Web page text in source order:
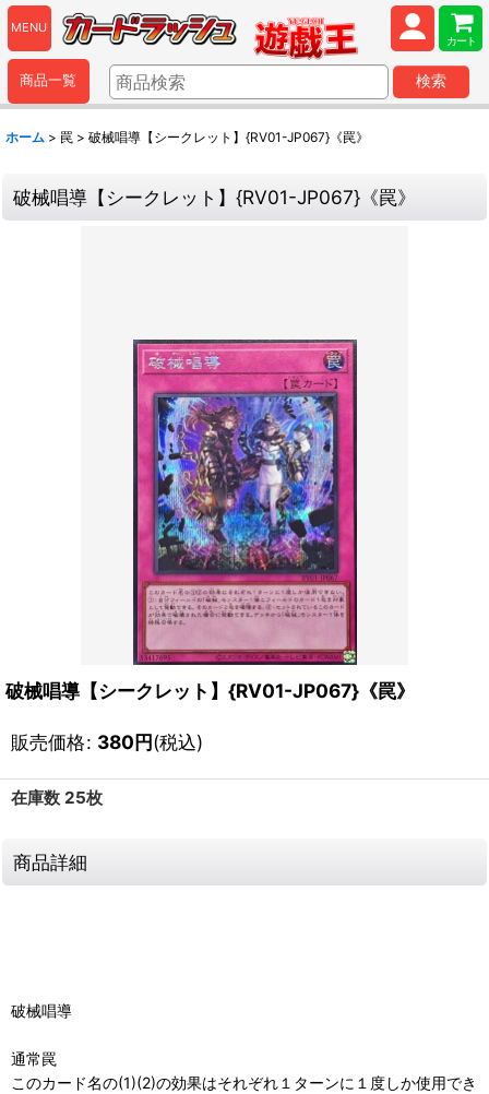
MENU
カート
商品一覧 検索
ホーム > 罠 > 破械唱導【シークレット】{RV01-JP067}《罠》
破械唱導【シークレット】{RV01-JP067}《罠》
破械唱導【シークレット】{RV01-JP067}《罠》
販売価格: 380円(税込)
在庫数 25枚
商品詳細
破械唱導
通常罠
このカード名の(1)(2)の効果はそれぞれ１ターンに１度しか使用でき